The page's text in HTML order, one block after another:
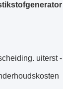
uiterst